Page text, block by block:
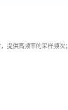
提供高频率的采样频次；